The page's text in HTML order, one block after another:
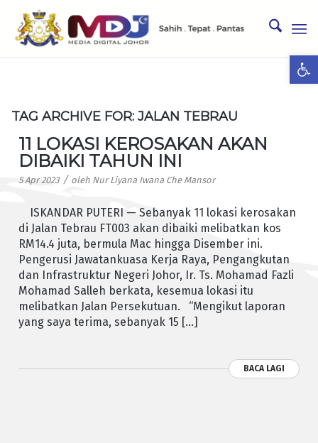
TAG ARCHIVE FOR: JALAN TEBRAU
11 LOKASI KEROSAKAN AKAN
DIBAIKI TAHUN INI
5 Apr 2023 / oleh Nur Liyana Iwana Che Mansor
ISKANDAR PUTERI — Sebanyak 11 lokasi kerosakan
di Jalan Tebrau FT003 akan dibaiki melibatkan kos
RM14.4 juta, bermula Mac hingga Disember ini.
Pengerusi Jawatankuasa Kerja Raya, Pengangkutan
dan Infrastruktur Negeri Johor, Ir. Ts. Mohamad Fazli
Mohamad Salleh berkata, kesemua lokasi itu
melibatkan Jalan Persekutuan. “Mengikut laporan
yang saya terima, sebanyak 15 […]
BACA LAGI